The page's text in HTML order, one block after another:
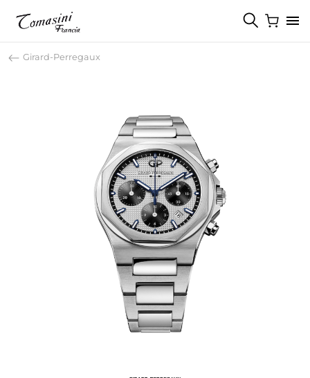
Girard-Perregaux